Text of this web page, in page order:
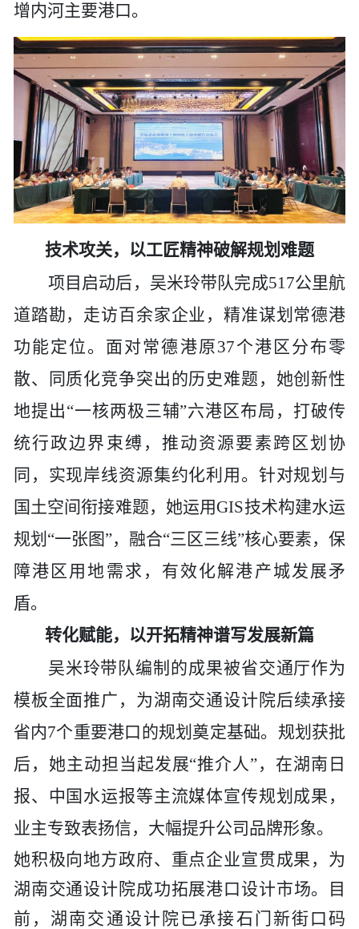
增内河主要港口。
技术攻关，以工匠精神破解规划难题
项目启动后，吴米玲带队完成517公里航
道踏勘，走访百余家企业，精准谋划常德港
功能定位。 面对常德港原37个港区分布零
散、同质化竞争突出的历史难题，她创新性
地提出“一核两极三辅”六港区布局，打破传
统行政边界束缚，推动资源要素跨区划协
同，实现岸线资源集约化利用。针对规划与
国土空间衔接难题，她运用GIS技术构建水运
规划“一张图”，融合“三区三线”核心要素，保
障港区用地需求，有效化解港产城发展矛
盾。
转化赋能，以开拓精神谱写发展新篇
吴米玲带队编制的成果被省交通厅作为
模板全面推广，为湖南交通设计院后续承接
省内7个重要港口的规划奠定基础。规划获批
后，她主动担当起发展“推介人”，在湖南日
报、中国水运报等主流媒体宣传规划成果，
业主专致表扬信，大幅提升公司 品牌形象。
她积极向地方政府、重点企业宣贯成果，为
湖南交通设计院成功拓展港口设计市场。目
前， 湖南交通设计院 已承接石门新街口码